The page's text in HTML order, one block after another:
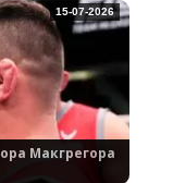
Макгрегора
15-07-2026